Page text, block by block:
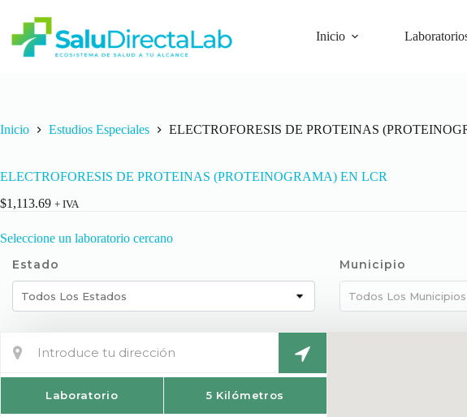
Inicio
Inicio Estudios Especiales ELECTROFORESIS DE PROTEINAS
ELECTROFORESIS DE PROTEINAS (PROTEINOGRAMA) EN LCR
$1,113.69 + IVA
Seleccione un laboratorio cercano
Estado
Todos Los Estados
Municipio
Todos Los Municipios
Laboratorio 5 Kilómetros